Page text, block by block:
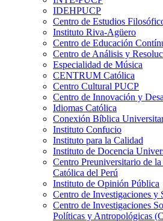
IDEHPUCP
Centro de Estudios
Instituto Riva-Agüero
Centro de Educación
Centro de Análisis y
Especialidad de Música
CENTRUM Católica
Centro Cultural PUCP
Centro de Innovación y
Idiomas Católica
Conexión Bíblica
Instituto Confucio
Instituto para la Calidad
Instituto de Docencia
Centro Preuniversitario de
Católica del Perú
Instituto de Opinión Pública
Centro de Investigaciones y
Centro de Investigaciones
Políticas y Antropológicas